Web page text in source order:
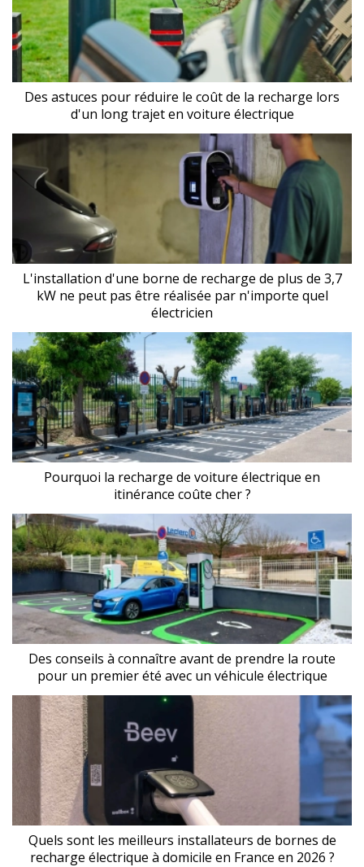
Des astuces pour réduire le coût de la recharge lors
d'un long trajet en voiture électrique
L'installation d'une borne de recharge de plus de 3,7
kW ne peut pas être réalisée par n'importe quel
électricien
Pourquoi la recharge de voiture électrique en
itinérance coûte cher ?
Des conseils à connaître avant de prendre la route
pour un premier été avec un véhicule électrique
Quels sont les meilleurs installateurs de bornes de
recharge électrique à domicile en France en 2026 ?